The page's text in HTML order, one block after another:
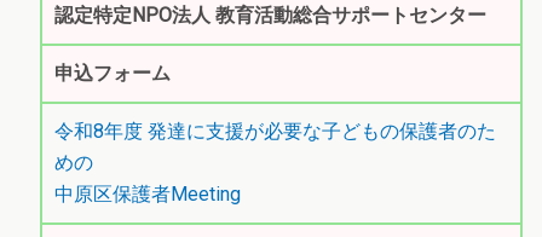
認定特定NPO法人 教育活動総合サポートセンター
申込フォーム
令和8年度 発達に支援が必要な子どもの保護者のた
めの
中原区保護者Meeting